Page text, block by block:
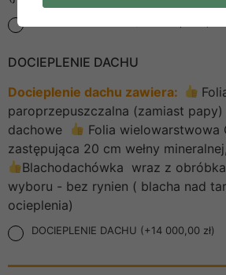
DOCIEPLENIE DACHU
Docieplenie dachu zawiera:
paroprzepuszczalna (zamiast papy)
dachowe
Folia wielowarstwowa
zastępująca 20 cm wełny mineralnej,
Blachodachówka wraz z
wyboru - bez rynien ( blacha nad
ocieplenia)
DOCIEPLENIE DACHU (+14 000,00 zł)